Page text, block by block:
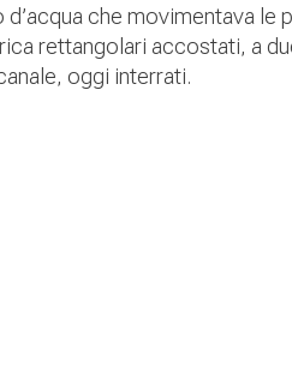
che movimentava le
rettangolari accostati, a
oggi interrati.